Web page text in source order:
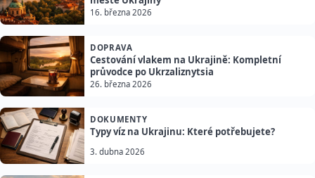
16. března 2026
DOPRAVA
Cestování vlakem na Ukrajině: Kompletní
průvodce po Ukrzaliznytsia
26. března 2026
DOKUMENTY
Typy víz na Ukrajinu: Které potřebujete?
3. dubna 2026